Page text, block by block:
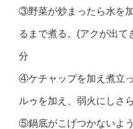
③野菜が炒まったら水を
るまで煮る。(アクが出
分
④ケチャップを加え煮立
ルゥを加え、弱火にしさ
⑤鍋底がこげつかないよ